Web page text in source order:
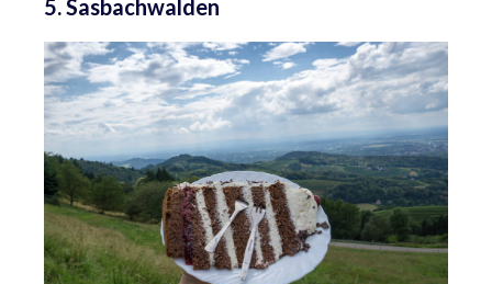
5. Sasbachwalden